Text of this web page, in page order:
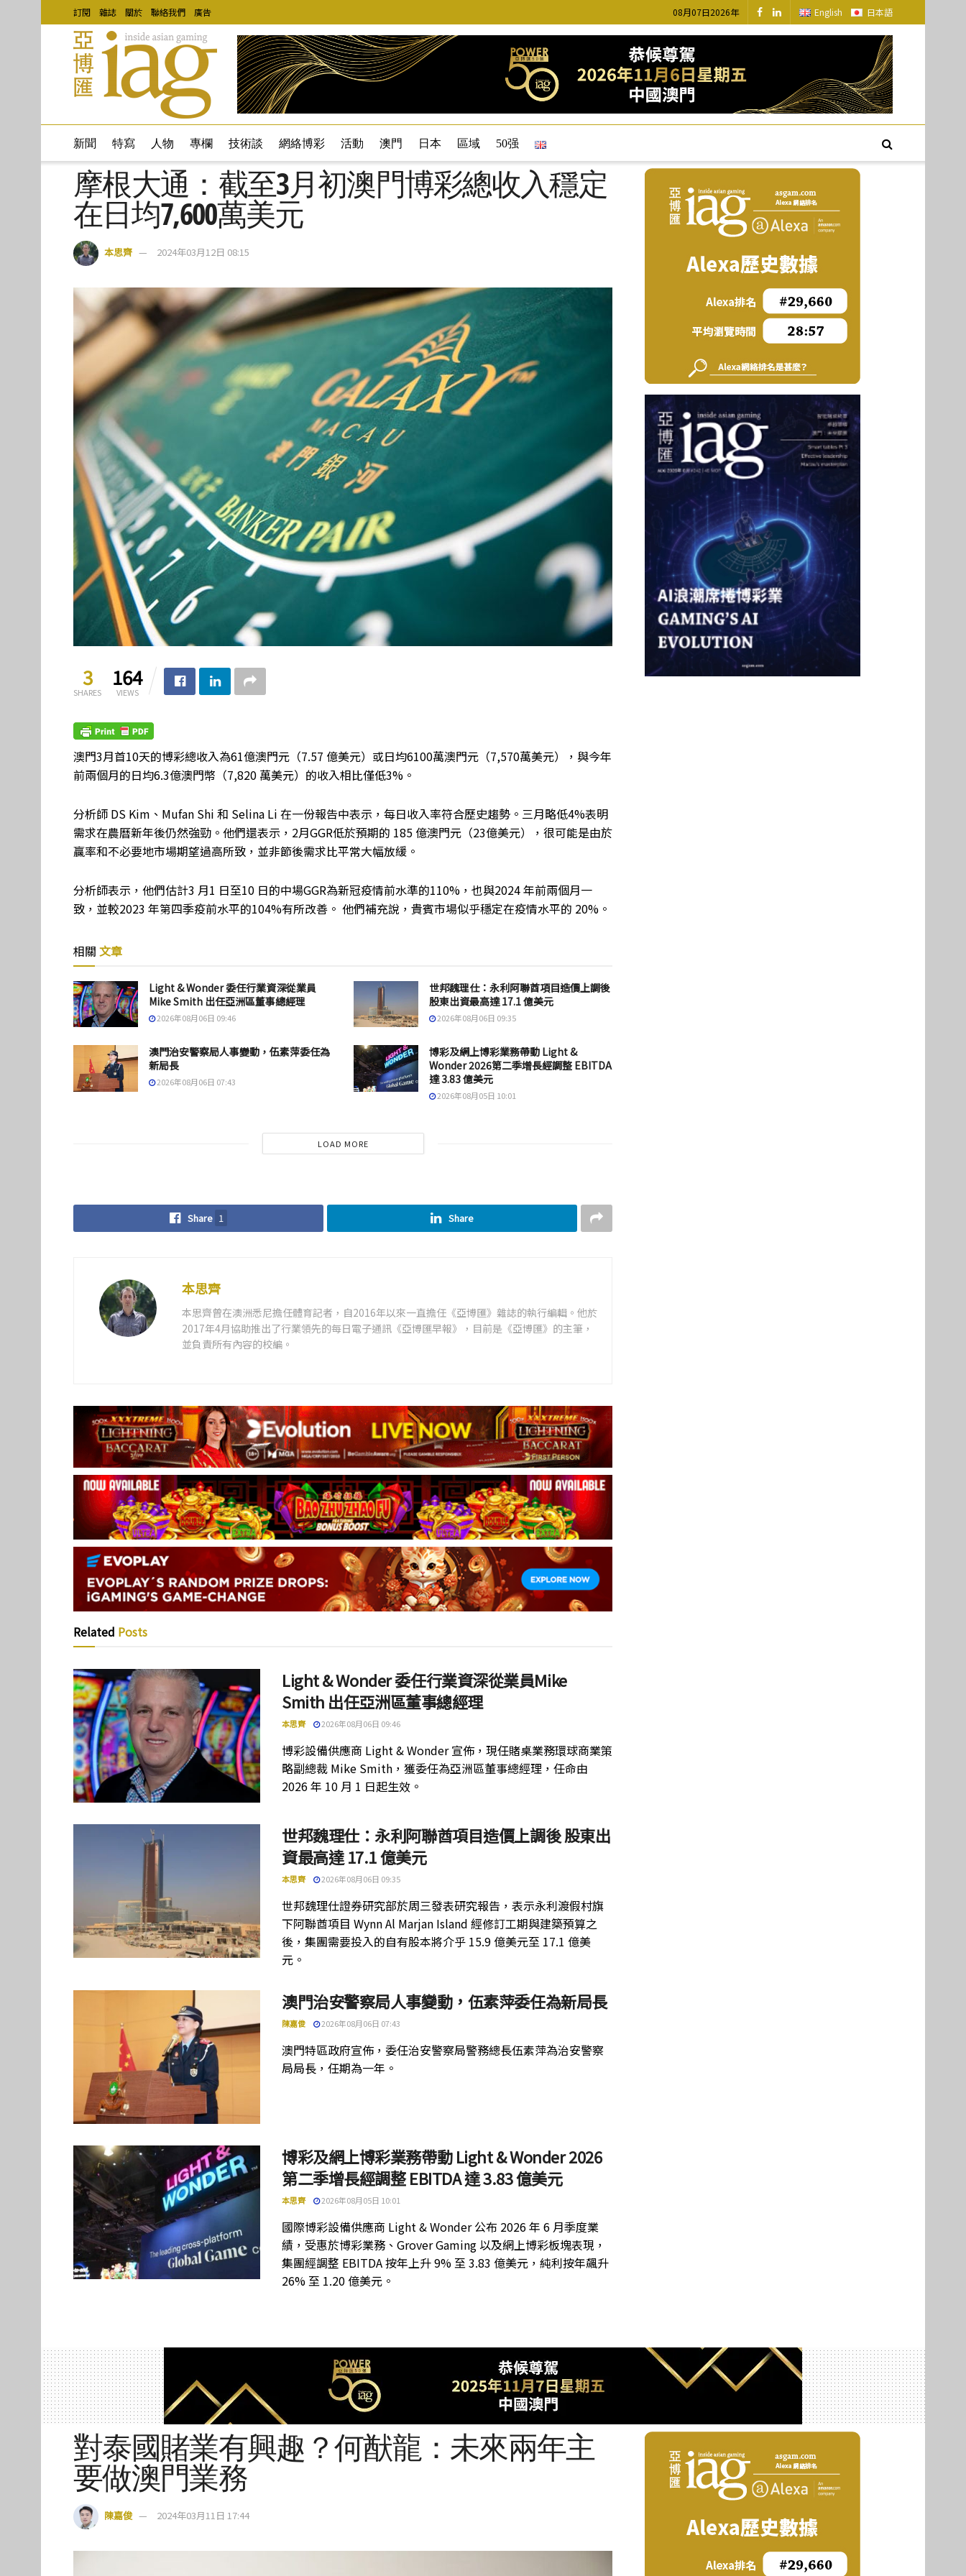
訂閱 雜誌 關於 聯絡我們 廣告 08月07日2026年 English 日本語
新聞 特寫 人物 專欄 技術談 網絡博彩 活動 澳門 日本 區域 50强
摩根大通：截至3月初澳門博彩總收入穩定
在日均7,600萬美元
本思齊 2024年03月12日 08:15
3
SHARES
164
VIEWS
澳門3月首10天的博彩總收入為61億澳門元（7.57 億美元）或日均6100萬澳門元（7,570萬美元），與今年
前兩個月的日均6.3億澳門幣（7,820 萬美元）的收入相比僅低3%。
分析師 DS Kim、Mufan Shi 和 Selina Li 在一份報告中表示，每日收入率符合歷史趨勢。三月略低4%表明
需求在農曆新年後仍然強勁。他們還表示，2月GGR低於預期的 185 億澳門元（23億美元），很可能是由於
贏率和不必要地市場期望過高所致，並非節後需求比平常大幅放緩。
分析師表示，他們估計3 月1 日至10 日的中場GGR為新冠疫情前水準的110%，也與2024 年前兩個月一
致，並較2023 年第四季疫前水平的104%有所改善。 他們補充說，貴賓市場似乎穩定在疫情水平的 20%。
相關 文章
Light & Wonder 委任行業資深從業員
Mike Smith 出任亞洲區董事總經理
2026年08月06日 09:46
世邦魏理仕：永利阿聯酋項目造價上調後
股東出資最高達 17.1 億美元
2026年08月06日 09:35
澳門治安警察局人事變動，伍素萍委任為
新局長
2026年08月06日 07:43
博彩及網上博彩業務帶動 Light &
Wonder 2026第二季增長經調整 EBITDA
達 3.83 億美元
2026年08月05日 10:01
LOAD MORE
Share 1 Share
本思齊
本思齊曾在澳洲悉尼擔任體育記者，自2016年以來一直擔任《亞博匯》雜誌的執行編輯。他於
2017年4月協助推出了行業領先的每日電子通訊《亞博匯早報》，目前是《亞博匯》的主筆，
並負責所有內容的校編。
Related Posts
Light & Wonder 委任行業資深從業員Mike
Smith 出任亞洲區董事總經理
本思齊 2026年08月06日 09:46
博彩設備供應商 Light & Wonder 宣佈，現任賭桌業務環球商業策
略副總裁 Mike Smith，獲委任為亞洲區董事總經理，任命由
2026 年 10 月 1 日起生效。
世邦魏理仕：永利阿聯酋項目造價上調後 股東出
資最高達 17.1 億美元
本思齊 2026年08月06日 09:35
世邦魏理仕證券研究部於周三發表研究報告，表示永利渡假村旗
下阿聯酋項目 Wynn Al Marjan Island 經修訂工期與建築預算之
後，集團需要投入的自有股本將介乎 15.9 億美元至 17.1 億美
元。
澳門治安警察局人事變動，伍素萍委任為新局長
陳嘉俊 2026年08月06日 07:43
澳門特區政府宣佈，委任治安警察局警務總長伍素萍為治安警察
局局長，任期為一年。
博彩及網上博彩業務帶動 Light & Wonder 2026
第二季增長經調整 EBITDA 達 3.83 億美元
本思齊 2026年08月05日 10:01
國際博彩設備供應商 Light & Wonder 公布 2026 年 6 月季度業
績，受惠於博彩業務、Grover Gaming 以及網上博彩板塊表現，
集團經調整 EBITDA 按年上升 9% 至 3.83 億美元，純利按年飆升
26% 至 1.20 億美元。
對泰國賭業有興趣？何猷龍：未來兩年主
要做澳門業務
陳嘉俊 2024年03月11日 17:44